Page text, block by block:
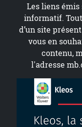
Les liens
informatif.
d’un site
vous en
contenu,
l'adresse